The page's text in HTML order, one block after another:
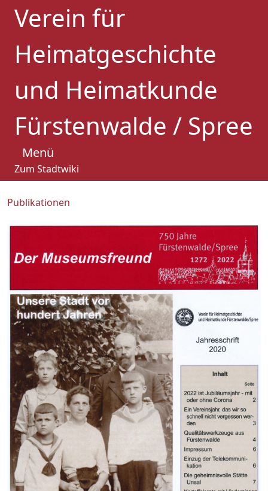
Verein für
Heimatgeschichte
und Heimatkunde
Fürstenwalde / Spree
Menü
Zum Stadtwiki
Publikationen